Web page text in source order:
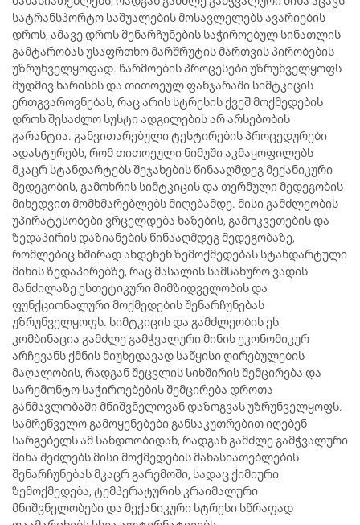
სატრანსპორტო საშუალების მოსავლელებს ავარიების
დროს, ამავე დროს შენარჩუნების საჭიროებულ სინათლის
გამტარობას უსაფრთხო მარშრუტის მართვის პირობების
უზრუნველყოფად. წარმოების პროცესები უზრუნველყოფს
მუდმივ ხარისხს და თითოეულ ფანჯარაში სიმტკიცის
ერთგვაროვნებას, რაც არის სტრესის ქვეშ მოქმედების
დროს შესაძლო სუსტი ადგილების არ არსებობის
გარანტია. განვითარებული ტესტირების პროცედურები
ადასტურებს, რომ თითოეული ნიმუში აკმაყოფილებს
მკაცრ სტანდარტებს შეჯახების წინააღმდეგ მექანიკური
მედეგობის, გამოხრის სიმტკიცის და თერმული მედეგობის
მიხედვით მომხმარებლებს მიღებამდე. მისი გამძლეობის
უპირატესობები ვრცელდება ხაზების, გამოკვეთების და
ზედაპირის დაზიანების წინააღმდეგ მედეგობაზე,
რომლებიც ხშირად ახდენენ ზემოქმედებას სტანდარტული
მინის ზედაპირებზე, რაც მასალის სამსახურო ვადის
მანძილაზე ესთეტიკური მიმზიდველობის და
ფუნქციონალური მოქმედების შენარჩუნებას
უზრუნველყოფს. სიმტკიცის და გამძლეობის ეს
კომბინაცია გამძლე გამჭვალური მინის ეკონომიკურ
არჩევანს ქმნის მიუხედავად საწყისი ღირებულების
მაღალობის, რადგან შეცვლის სიხშირის შემცირება და
სარემონტო საჭიროებების შემცირება დროთა
განმავლობაში მნიშვნელოვან დაზოგვას უზრუნველყოფს.
სამრეწველო გამოყენებები განსაკუთრებით იღებენ
სარგებელს ამ სანდოობიდან, რადგან გამძლე გამჭვალური
მინა შეძლებს მისი მოქმედების მახასიათებლების
შენარჩუნებას მკაცრ გარემოში, სადაც ქიმიური
ზემოქმედება, ტემპერატურის კრაიმალური
მნიშვნელობები და მექანიკური სტრესი სწრაფად